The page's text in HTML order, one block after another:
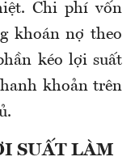
Chi phí vốn
khoán nợ theo
kéo lợi suất
khoản trên
SUẤT LÀM